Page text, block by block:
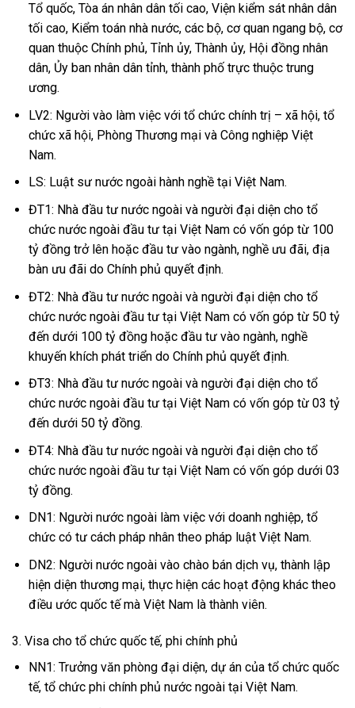
Tổ quốc, Tòa án nhân dân tối cao, Viện kiểm sát nhân dân
tối cao, Kiểm toán nhà nước, các bộ, cơ quan ngang bộ, cơ
quan thuộc Chính phủ, Tỉnh ủy, Thành ủy, Hội đồng nhân
dân, Ủy ban nhân dân tỉnh, thành phố trực thuộc trung
ương.
LV2: Người vào làm việc với tổ chức chính trị – xã hội, tổ
chức xã hội, Phòng Thương mại và Công nghiệp Việt
Nam.
LS: Luật sư nước ngoài hành nghề tại Việt Nam.
ĐT1: Nhà đầu tư nước ngoài và người đại diện cho tổ
chức nước ngoài đầu tư tại Việt Nam có vốn góp từ 100
tỷ đồng trở lên hoặc đầu tư vào ngành, nghề ưu đãi, địa
bàn ưu đãi do Chính phủ quyết định.
ĐT2: Nhà đầu tư nước ngoài và người đại diện cho tổ
chức nước ngoài đầu tư tại Việt Nam có vốn góp từ 50 tỷ
đến dưới 100 tỷ đồng hoặc đầu tư vào ngành, nghề
khuyến khích phát triển do Chính phủ quyết định.
ĐT3: Nhà đầu tư nước ngoài và người đại diện cho tổ
chức nước ngoài đầu tư tại Việt Nam có vốn góp từ 03 tỷ
đến dưới 50 tỷ đồng.
ĐT4: Nhà đầu tư nước ngoài và người đại diện cho tổ
chức nước ngoài đầu tư tại Việt Nam có vốn góp dưới 03
tỷ đồng.
DN1: Người nước ngoài làm việc với doanh nghiệp, tổ
chức có tư cách pháp nhân theo pháp luật Việt Nam.
DN2: Người nước ngoài vào chào bán dịch vụ, thành lập
hiện diện thương mại, thực hiện các hoạt động khác theo
điều ước quốc tế mà Việt Nam là thành viên.
3. Visa cho tổ chức quốc tế, phi chính phủ
NN1: Trưởng văn phòng đại diện, dự án của tổ chức quốc
tế, tổ chức phi chính phủ nước ngoài tại Việt Nam.